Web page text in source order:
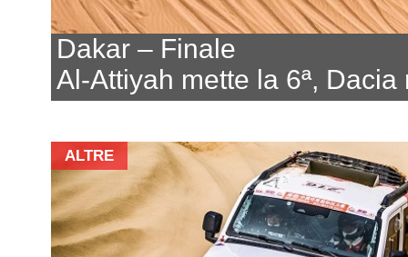
Dakar – Finale
Al-Attiyah mette la 6ª,
ALTRE